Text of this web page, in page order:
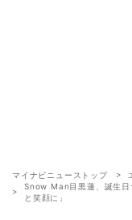
マイナビニューストップ
Snow Man目黒蓮、誕生
と笑顔に」